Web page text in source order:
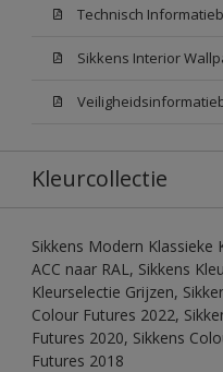
Technisch
Kleurcollectie
Sikkens Modern Klassieke
ACC naar RAL, Sikkens
Kleurselectie Grijzen,
Colour Futures 2022,
Futures 2020, Sikkens
Futures 2018